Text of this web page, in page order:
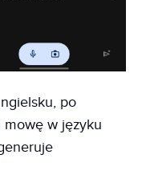
po
mowę w języku